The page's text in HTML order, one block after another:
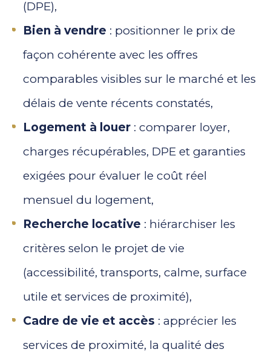
(DPE),
Bien à vendre : positionner le prix de
façon cohérente avec les offres
comparables visibles sur le marché et les
délais de vente récents constatés,
Logement à louer : comparer loyer,
charges récupérables, DPE et garanties
exigées pour évaluer le coût réel
mensuel du logement,
Recherche locative : hiérarchiser les
critères selon le projet de vie
(accessibilité, transports, calme, surface
utile et services de proximité),
Cadre de vie et accès : apprécier les
services de proximité, la qualité des